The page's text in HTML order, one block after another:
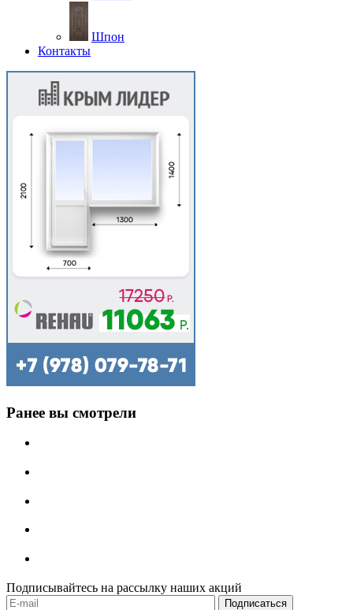
Шпон
Контакты
Ранее вы смотрели
Подписывайтесь на рассылку наших акций